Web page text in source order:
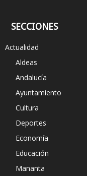
SECCIONES
Actualidad
Aldeas
Andalucía
Ayuntamiento
Cultura
Deportes
Economía
Educación
Mananta